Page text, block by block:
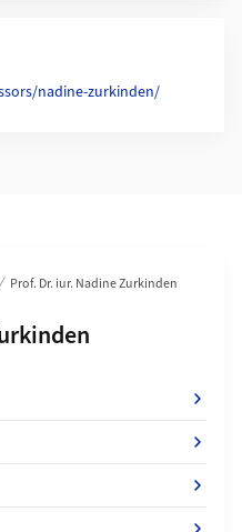
nadine-zurkinden/
Prof. Dr. iur. Nadine Zurkinden